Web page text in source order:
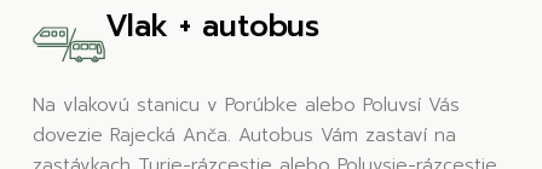
Vlak + autobus
Na vlakovú stanicu v Porúbke alebo Poluvsí Vás
dovezie Rajecká Anča. Autobus Vám zastaví na